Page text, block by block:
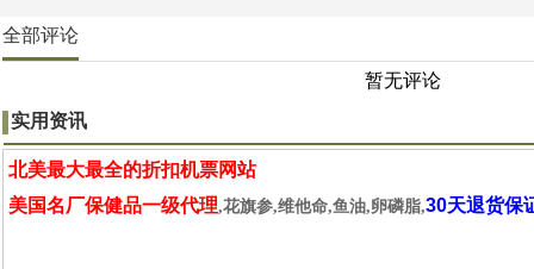
全部评论
暂无评论
实用资讯
北美最大最全的折扣机票网站
美国名厂保健品一级代理,花旗参,维他命,鱼油,卵磷脂,30天退货保